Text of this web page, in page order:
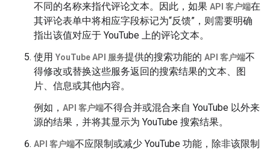
不同的名称来指代评论文本。因此，如果 API 客户端在
其评论表单中将相应字段标记为“反馈”，则需要明确
指出该值对应于 YouTube 上的评论文本。
使用 YouTube API 服务提供的搜索功能的 API 客户端不
得修改或替换这些服务返回的搜索结果的文本、图
片、信息或其他内容。
例如， API 客户端不得合并或混合来自 YouTube 以外来
源的结果，并将其显示为 YouTube 搜索结果。
API 客户端不应限制或减少 YouTube 功能，除非该限制